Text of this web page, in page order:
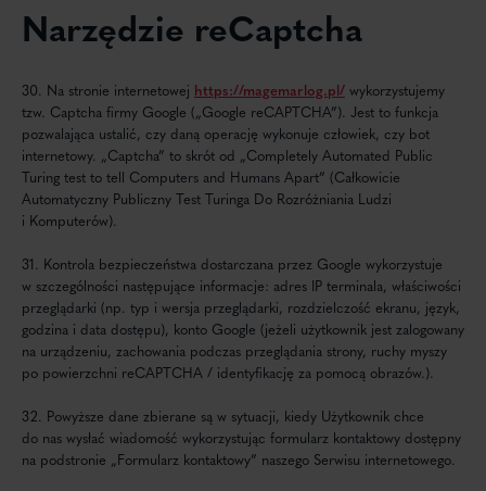
Narzędzie reCaptcha
30. Na stronie internetowej https://magemarlog.pl/ wykorzystujemy
tzw. Captcha firmy Google („Google reCAPTCHA”). Jest to funkcja
pozwalająca ustalić, czy daną operację wykonuje człowiek, czy bot
internetowy. „Captcha” to skrót od „Completely Automated Public
Turing test to tell Computers and Humans Apart” (Całkowicie
Automatyczny Publiczny Test Turinga Do Rozróżniania Ludzi
i Komputerów).
31. Kontrola bezpieczeństwa dostarczana przez Google wykorzystuje
w szczególności następujące informacje: adres IP terminala, właściwości
przeglądarki (np. typ i wersja przeglądarki, rozdzielczość ekranu, język,
godzina i data dostępu), konto Google (jeżeli użytkownik jest zalogowany
na urządzeniu, zachowania podczas przeglądania strony, ruchy myszy
po powierzchni reCAPTCHA / identyfikację za pomocą obrazów.).
32. Powyższe dane zbierane są w sytuacji, kiedy Użytkownik chce
do nas wysłać wiadomość wykorzystując formularz kontaktowy dostępny
na podstronie „Formularz kontaktowy” naszego Serwisu internetowego.